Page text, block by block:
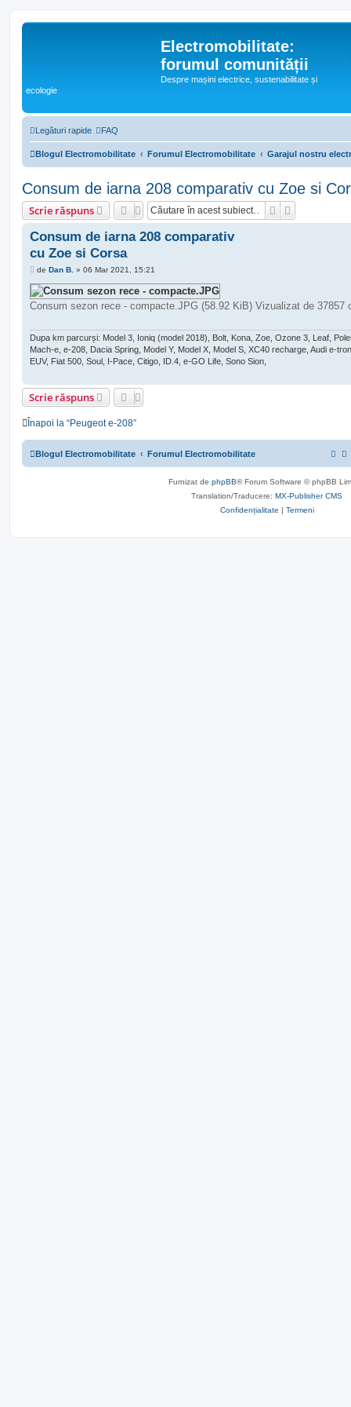
Electromobilitate:
forumul comunității
Despre mașini electrice, sustenabilitate și
ecologie
Legături rapide FAQ
Blogul Electromobilitate Forumul Electromobilitate Garajul nostru
Consum de iarna 208 comparativ cu Zoe si
Scrie răspuns Căutare
Consum de iarna 208 comparativ
cu Zoe si Corsa
M
s
a
j
de Dan B. » 06 Mar 2021, 15:21
Consum sezon rece - compacte.JPG (58.92 KiB) Vizualizat de 37857
Dupa km parcurși: Model 3, Ioniq (model 2018), Bolt, Kona, Zoe, Ozone 3, Leaf,
Mach-e, e-208, Dacia Spring, Model Y, Model X, Model S, XC40 recharge, Audi e-
EUV, Fiat 500, Soul, I-Pace, Citigo, ID.4, e-GO Life, Sono Sion,
Scrie răspuns
Înapoi la “Peugeot e-208”
Blogul Electromobilitate Forumul Electromobilitate
Furnizat de phpBB® Forum Software © phpBB
Translation/Traducere: MX-Publisher CMS
Confidențialitate | Termeni